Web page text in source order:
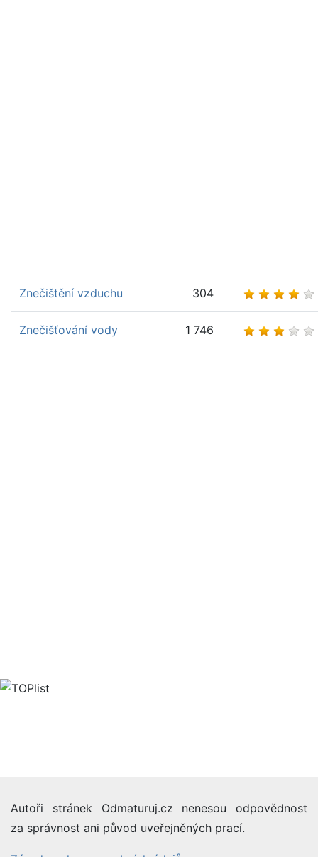
Znečištění vzduchu 304
Znečišťování vody 1 746
Autoři stránek Odmaturuj.cz nenesou odpovědnost
za správnost ani původ uveřejněných prací.